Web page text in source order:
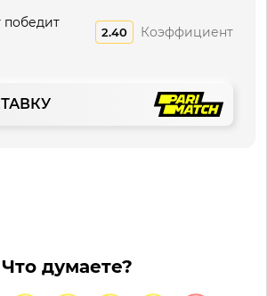
2.40 Коэффициент
Что думаете?